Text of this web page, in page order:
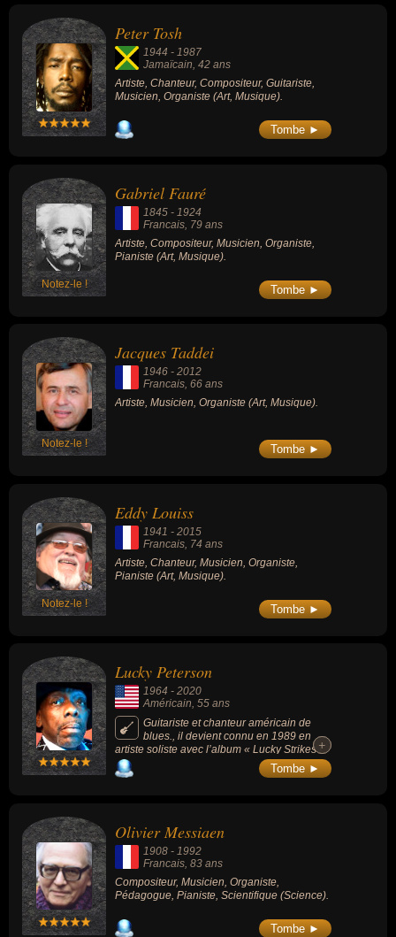
Peter Tosh
1944 - 1987
Jamaïcain, 42 ans
Artiste, Chanteur, Compositeur, Guitariste,
Musicien, Organiste (Art, Musique).
Tombe ►
Notez-le !
Gabriel Fauré
1845 - 1924
Francais, 79 ans
Artiste, Compositeur, Musicien, Organiste,
Pianiste (Art, Musique).
Tombe ►
Notez-le !
Jacques Taddei
1946 - 2012
Francais, 66 ans
Artiste, Musicien, Organiste (Art, Musique).
Tombe ►
Notez-le !
Eddy Louiss
1941 - 2015
Francais, 74 ans
Artiste, Chanteur, Musicien, Organiste,
Pianiste (Art, Musique).
Tombe ►
Lucky Peterson
1964 - 2020
Américain, 55 ans
Guitariste et chanteur américain de
blues., il devient connu en 1989 en
artiste soliste avec l’album « Lucky Strikes !
».
+
+
Tombe ►
Olivier Messiaen
1908 - 1992
Francais, 83 ans
Compositeur, Musicien, Organiste,
Pédagogue, Pianiste, Scientifique (Science).
Tombe ►